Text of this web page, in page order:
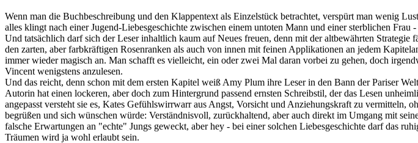
Wenn man die Buchbeschreibung und den Klappentext als Einzelstück betrachtet, verspürt man wenig
alles klingt nach einer Jugend-Liebesgeschichte zwischen einem untoten Mann und einer sterblichen
Und tatsächlich darf sich der Leser inhaltlich kaum auf Neues freuen, denn mit der altbewährten
den zarten, aber farbkräftigen Rosenranken als auch von innen mit feinen Applikationen an jedem
immer wieder magisch an. Man schafft es vielleicht, ein oder zwei Mal daran vorbei zu gehen, doch
Vincent wenigstens anzulesen.
Und das reicht, denn schon mit dem ersten Kapitel weiß Amy Plum ihre Leser in den Bann der Pariser
Autorin hat einen lockeren, aber doch zum Hintergrund passend ernsten Schreibstil, der das Lesen
angepasst versteht sie es, Kates Gefühlswirrwarr aus Angst, Vorsicht und Anziehungskraft zu vermitteln,
begrüßen und sich wünschen würde: Verständnisvoll, zurückhaltend, aber auch direkt im Umgang mit
falsche Erwartungen an "echte" Jungs geweckt, aber hey - bei einer solchen Liebesgeschichte darf das
Träumen wird ja wohl erlaubt sein.